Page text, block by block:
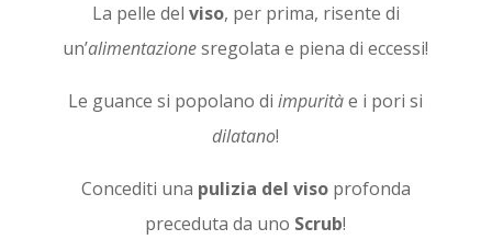
La pelle del viso, per prima, risente di
un’alimentazionesregolata e piena di eccessi!
Le guance si popolano diimpuritàe i pori si
dilatano!
Concediti una pulizia del visoprofonda
preceduta da uno Scrub!